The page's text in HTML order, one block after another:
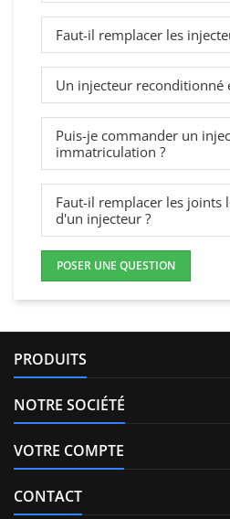
Faut-il remplacer les
Un injecteur reconditionné
Puis-je commander un
immatriculation ?
Faut-il remplacer les joints
d'un injecteur ?
POSER UNE QUESTION
PRODUITS
NOTRE SOCIÉTÉ
VOTRE COMPTE
CONTACT